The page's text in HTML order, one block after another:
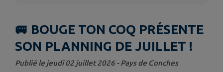
🚐 BOUGE TON COQ PRÉSENTE
SON PLANNING DE JUILLET !
Publié le jeudi 02 juillet 2026 - Pays de Conches